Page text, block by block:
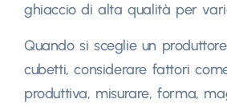
ghiaccio di alta qualità per
Quando si sceglie un
cubetti, considerare fattori
produttiva, misurare, forma,